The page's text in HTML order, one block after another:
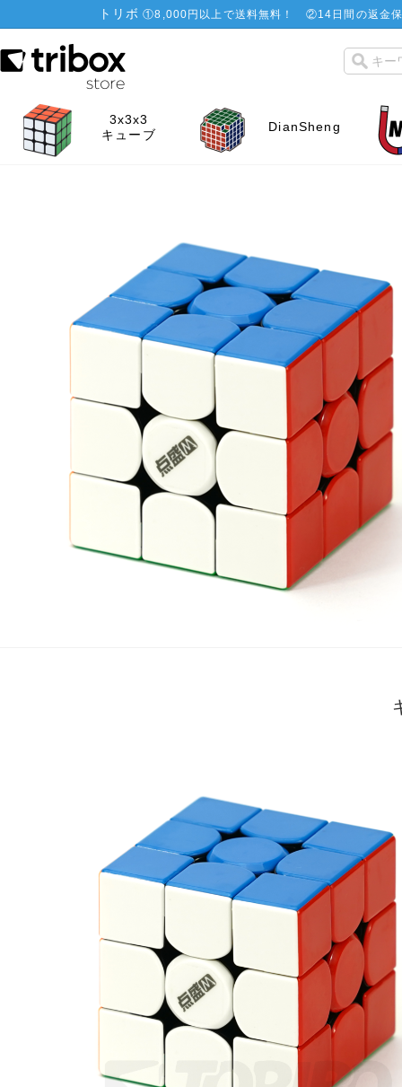
トリボ ①8,000円以上で送料無料！ ②14日間の返金
3x3x3
キューブ
DianSheng